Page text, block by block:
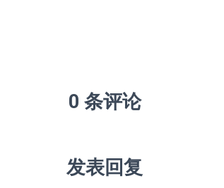
0 条评论
发表回复